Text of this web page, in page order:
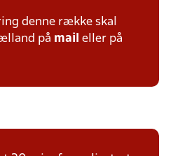
denne række skal
på mail eller på